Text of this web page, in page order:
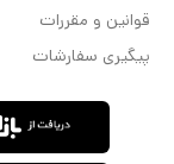
قوانین و مقررات
پیگیری سفارشات